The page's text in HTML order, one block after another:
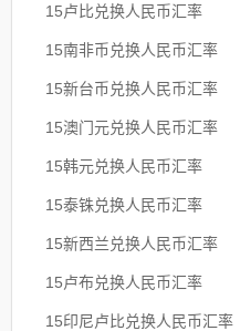
15卢比兑换人民币汇率
15南非币兑换人民币汇率
15新台币兑换人民币汇率
15澳门元兑换人民币汇率
15韩元兑换人民币汇率
15泰铢兑换人民币汇率
15新西兰兑换人民币汇率
15卢布兑换人民币汇率
15印尼卢比兑换人民币汇率